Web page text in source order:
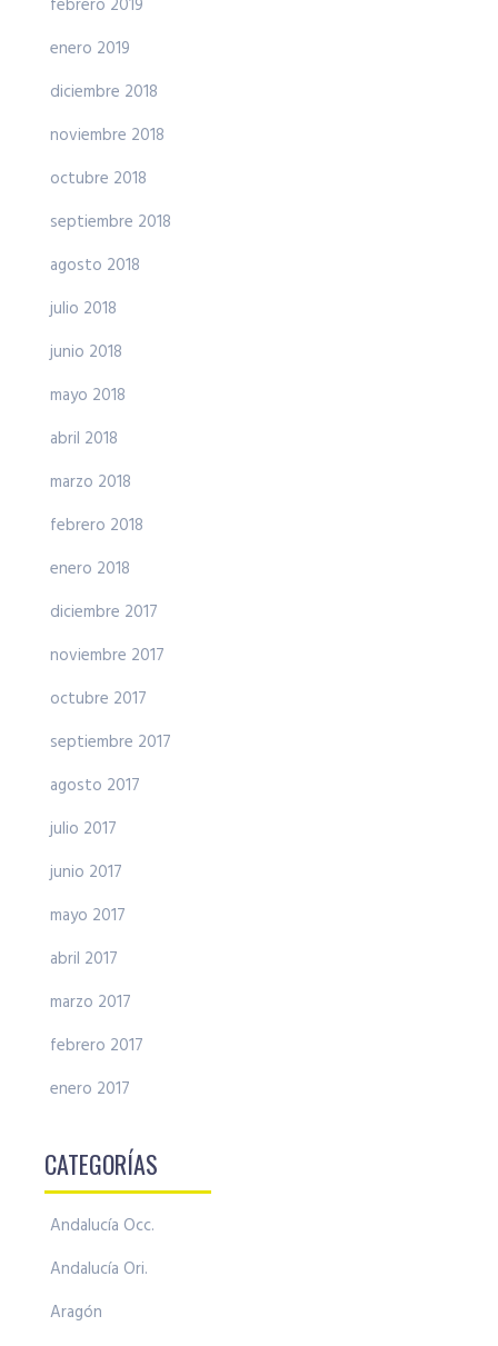
febrero 2019
enero 2019
diciembre 2018
noviembre 2018
octubre 2018
septiembre 2018
agosto 2018
julio 2018
junio 2018
mayo 2018
abril 2018
marzo 2018
febrero 2018
enero 2018
diciembre 2017
noviembre 2017
octubre 2017
septiembre 2017
agosto 2017
julio 2017
junio 2017
mayo 2017
abril 2017
marzo 2017
febrero 2017
enero 2017
CATEGORÍAS
Andalucía Occ.
Andalucía Ori.
Aragón